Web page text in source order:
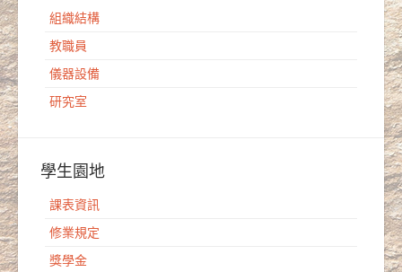
組織結構
教職員
儀器設備
研究室
學生園地
課表資訊
修業規定
獎學金